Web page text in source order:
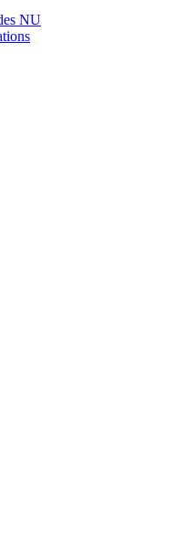
NU